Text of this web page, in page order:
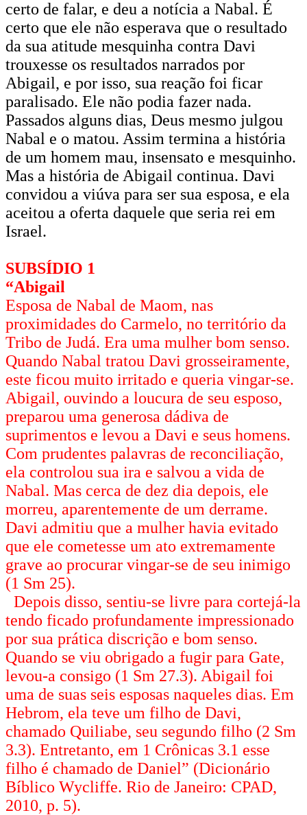
certo de falar, e deu a notícia a Nabal. É
certo que ele não esperava que o resultado
da sua atitude mesquinha contra Davi
trouxesse os resultados narrados por
Abigail, e por isso, sua reação foi ficar
paralisado. Ele não podia fazer nada.
Passados alguns dias, Deus mesmo julgou
Nabal e o matou. Assim termina a história
de um homem mau, insensato e mesquinho.
Mas a história de Abigail continua. Davi
convidou a viúva para ser sua esposa, e ela
aceitou a oferta daquele que seria rei em
Israel.
SUBSÍDIO 1
“Abigail
Esposa de Nabal de Maom, nas
proximidades do Carmelo, no território da
Tribo de Judá. Era uma mulher bom senso.
Quando Nabal tratou Davi grosseiramente,
este ficou muito irritado e queria vingar-se.
Abigail, ouvindo a loucura de seu esposo,
preparou uma generosa dádiva de
suprimentos e levou a Davi e seus homens.
Com prudentes palavras de reconciliação,
ela controlou sua ira e salvou a vida de
Nabal. Mas cerca de dez dia depois, ele
morreu, aparentemente de um derrame.
Davi admitiu que a mulher havia evitado
que ele cometesse um ato extremamente
grave ao procurar vingar-se de seu inimigo
(1 Sm 25).
Depois disso, sentiu-se livre para cortejá-la
tendo ficado profundamente impressionado
por sua prática discrição e bom senso.
Quando se viu obrigado a fugir para Gate,
levou-a consigo (1 Sm 27.3). Abigail foi
uma de suas seis esposas naqueles dias. Em
Hebrom, ela teve um filho de Davi,
chamado Quiliabe, seu segundo filho (2 Sm
3.3). Entretanto, em 1 Crônicas 3.1 esse
filho é chamado de Daniel” (Dicionário
Bíblico Wycliffe. Rio de Janeiro: CPAD,
2010, p. 5).